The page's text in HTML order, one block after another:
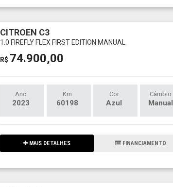
CITROEN C3
1.0 FIREFLY FLEX FIRST EDITION MANUAL
R$ 74.900,00
Ano
2023
Km
60198
Cor
Azul
Câmbio
Manual
MAIS DETALHES FINANCIAMENTO